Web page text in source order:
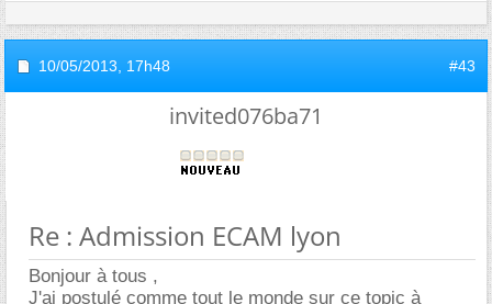
10/05/2013, 17h48 #43
invited076ba71
Re : Admission ECAM lyon
Bonjour à tous ,
J'ai postulé comme tout le monde sur ce topic à